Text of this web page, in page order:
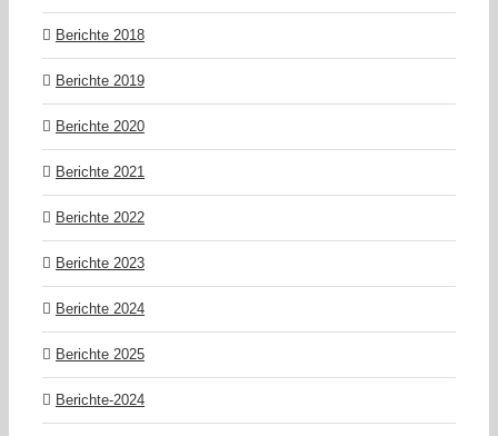
Berichte 2018
Berichte 2019
Berichte 2020
Berichte 2021
Berichte 2022
Berichte 2023
Berichte 2024
Berichte 2025
Berichte-2024